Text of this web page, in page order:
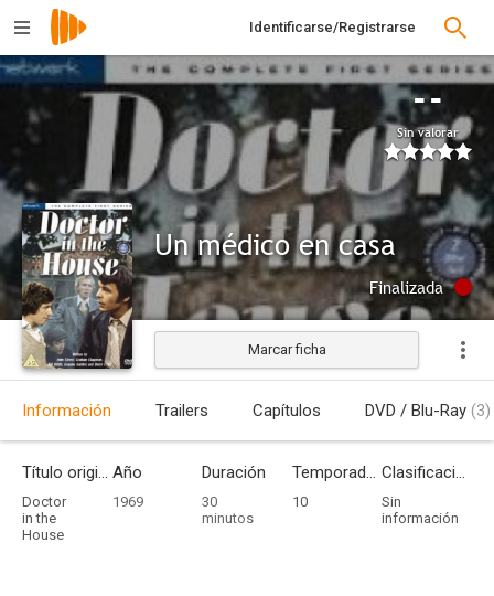
Identificarse/Registrarse
--
Sin valorar
Un médico en casa
Finalizada
Marcar ficha
Información Trailers Capítulos DVD / Blu-Ray (3)
Título original
Doctor
in the
House
Año
1969
Duración
30
minutos
Temporadas
10
Clasificación por edades
Sin
información